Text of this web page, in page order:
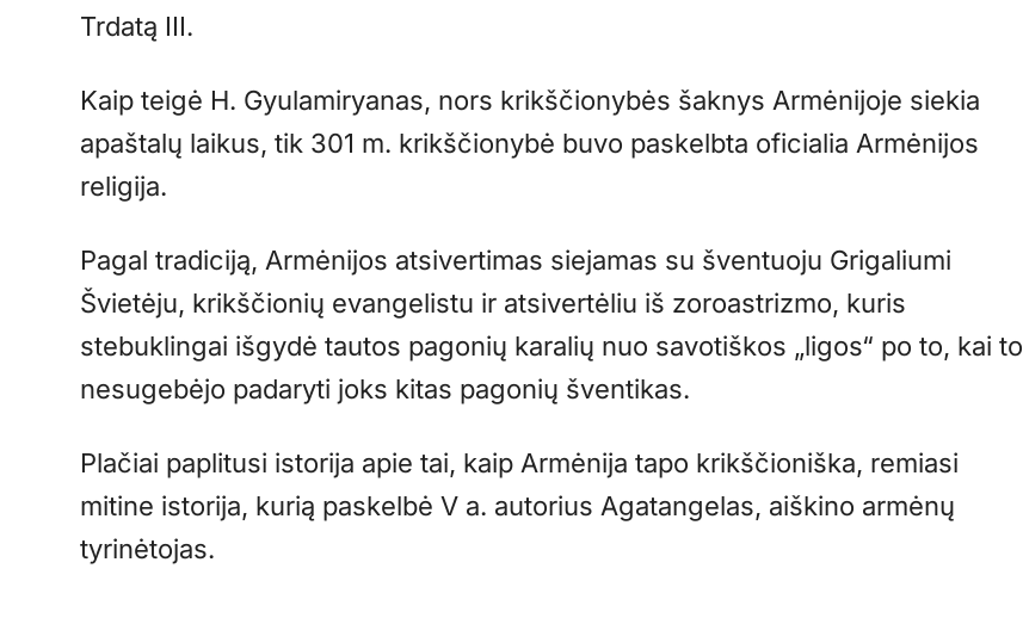
Trdatą III.
Kaip teigė H. Gyulamiryanas, nors krikščionybės šaknys Armėnijoje siekia
apaštalų laikus, tik 301 m. krikščionybė buvo paskelbta oficialia Armėnijos
religija.
Pagal tradiciją, Armėnijos atsivertimas siejamas su šventuoju Grigaliumi
Švietėju, krikščionių evangelistu ir atsivertėliu iš zoroastrizmo, kuris
stebuklingai išgydė tautos pagonių karalių nuo savotiškos „ligos“ po to, kai to
nesugebėjo padaryti joks kitas pagonių šventikas.
Plačiai paplitusi istorija apie tai, kaip Armėnija tapo krikščioniška, remiasi
mitine istorija, kurią paskelbė V a. autorius Agatangelas, aiškino armėnų
tyrinėtojas.